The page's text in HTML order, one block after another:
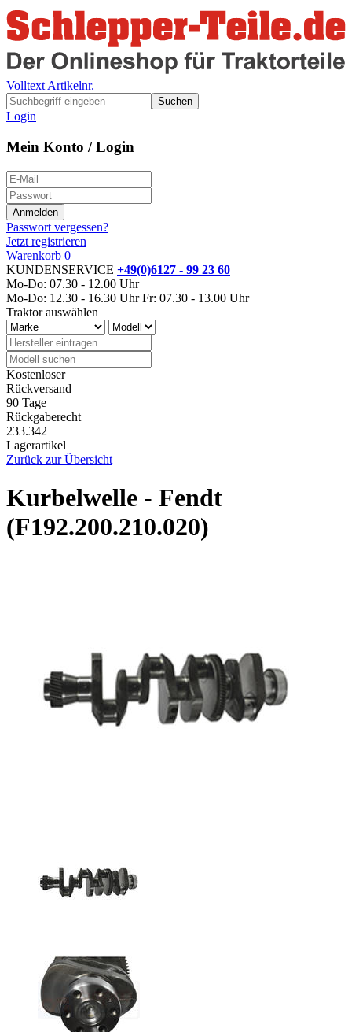
Volltext Artikelnr.
Suchen
Login
Mein Konto / Login
Passwort vergessen?
Jetzt registrieren
Warenkorb 0
KUNDENSERVICE +49(0)6127 - 99 23 60
Mo-Do: 07.30 - 12.00 Uhr
Mo-Do: 12.30 - 16.30 Uhr Fr: 07.30 - 13.00 Uhr
Traktor auswählen
Kostenloser
Rückversand
90 Tage
Rückgaberecht
233.342
Lagerartikel
Zurück zur Übersicht
Kurbelwelle - Fendt
(F192.200.210.020)